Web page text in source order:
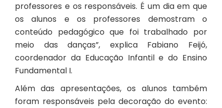
professores e os responsáveis. É um dia em que
os alunos e os professores demostram o
conteúdo pedagógico que foi trabalhado por
meio das danças”, explica Fabiano Feijó,
coordenador da Educação Infantil e do Ensino
Fundamental I.
Além das apresentações, os alunos também
foram responsáveis pela decoração do evento: